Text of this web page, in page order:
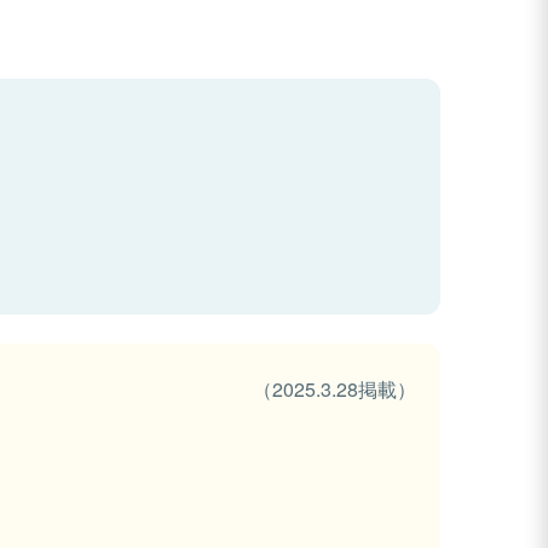
（2025.3.28掲載）